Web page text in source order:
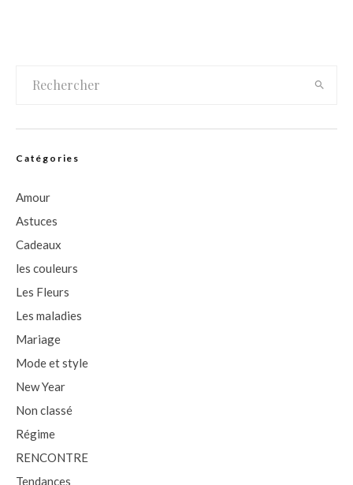
Catégories
Amour
Astuces
Cadeaux
les couleurs
Les Fleurs
Les maladies
Mariage
Mode et style
New Year
Non classé
Régime
RENCONTRE
Tendances